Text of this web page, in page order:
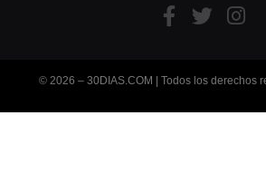
© 2026 – 30DIAS.COM | Todos los derechos